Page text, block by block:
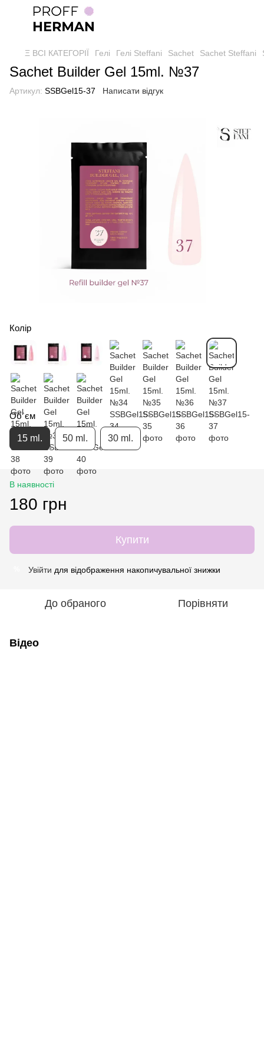
Ξ ВСІ КАТЕГОРІЇ Гелі Гелі Steffani Sachet Sachet Steffani
Sachet Builder Gel 15ml. №37
Артикул: SSBGel15-37 Написати відгук
Колір
Об`єм
15 ml. 50 ml. 30 ml.
В наявності
180 грн
Купити
Увійти для відображення накопичувальної знижки
До обраного Порівняти
Відео